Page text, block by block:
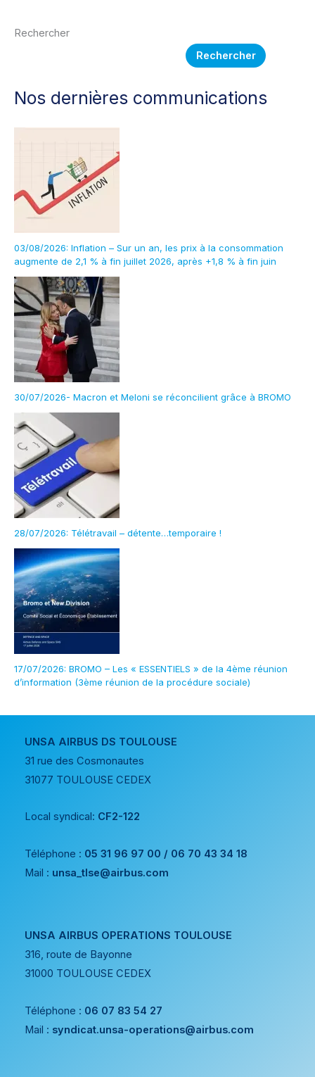
Rechercher
Rechercher
Nos dernières communications
03/08/2026: Inflation – Sur un an, les prix à la consommation
augmente de 2,1 % à fin juillet 2026, après +1,8 % à fin juin
30/07/2026- Macron et Meloni se réconcilient grâce à BROMO
28/07/2026: Télétravail – détente…temporaire !
17/07/2026: BROMO – Les « ESSENTIELS » de la 4ème réunion
d’information (3ème réunion de la procédure sociale)
UNSA AIRBUS DS TOULOUSE
31 rue des Cosmonautes
31077 TOULOUSE CEDEX
Local syndical: CF2-122
Téléphone : 05 31 96 97 00 / 06 70 43 34 18
Mail : unsa_tlse@airbus.com
UNSA AIRBUS OPERATIONS TOULOUSE
316, route de Bayonne
31000 TOULOUSE CEDEX
Téléphone : 06 07 83 54 27
Mail : syndicat.unsa-operations@airbus.com